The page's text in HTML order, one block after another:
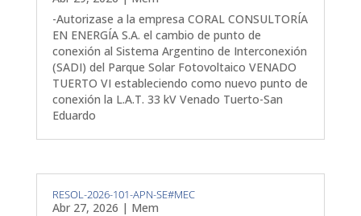
-Autorizase a la empresa CORAL CONSULTORÍA
EN ENERGÍA S.A. el cambio de punto de
conexión al Sistema Argentino de Interconexión
(SADI) del Parque Solar Fotovoltaico VENADO
TUERTO VI estableciendo como nuevo punto de
conexión la L.A.T. 33 kV Venado Tuerto-San
Eduardo
RESOL-2026-101-APN-SE#MEC
Abr 27, 2026 | Mem